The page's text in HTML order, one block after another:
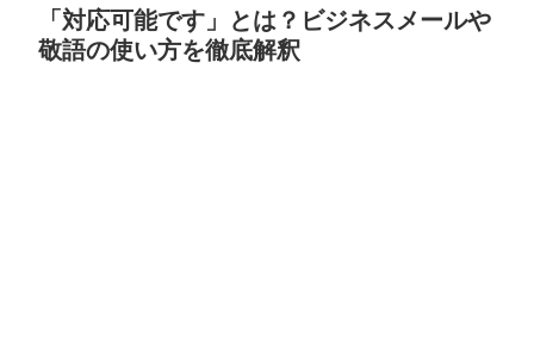
「対応可能です」とは？ビジネスメールや
敬語の使い方を徹底解釈